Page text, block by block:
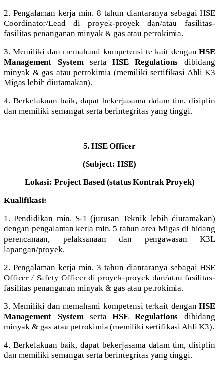
2. Pengalaman kerja min. 8 tahun diantaranya sebagai HSE
Coordinator/Lead di proyek-proyek dan/atau fasilitas-
fasilitas penanganan minyak & gas atau petrokimia.
3. Memiliki dan memahami kompetensi terkait dengan HSE
Management SystemsertaHSE Regulations dibidang
minyak & gas atau petrokimia (memiliki sertifikasi Ahli K3
Migas lebih diutamakan).
4. Berkelakuan baik, dapat bekerjasama dalam tim, disiplin
dan memiliki semangat serta berintegritas yang tinggi.
5. HSE Officer
(Subject: HSE)
Lokasi: Project Based (status Kontrak Proyek)
Kualifikasi:
1. Pendidikan min. S-1 (jurusan Teknik lebih diutamakan)
dengan pengalaman kerja min. 5 tahun area Migas di bidang
perencanaan, pelaksanaan dan pengawasan K3L
lapangan/proyek.
2. Pengalaman kerja min. 3 tahun diantaranya sebagai HSE
Officer / Safety Officer di proyek-proyek dan/atau fasilitas-
fasilitas penanganan minyak & gas atau petrokimia.
3. Memiliki dan memahami kompetensi terkait dengan HSE
Management SystemsertaHSE Regulations dibidang
minyak & gas atau petrokimia (memiliki sertifikasi Ahli K3).
4. Berkelakuan baik, dapat bekerjasama dalam tim, disiplin
dan memiliki semangat serta berintegritas yang tinggi.